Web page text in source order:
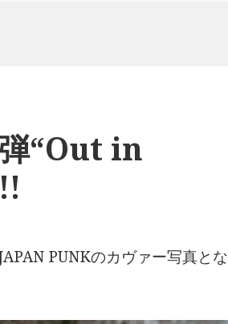
“Out in
PUNKのカヴァー写真とな